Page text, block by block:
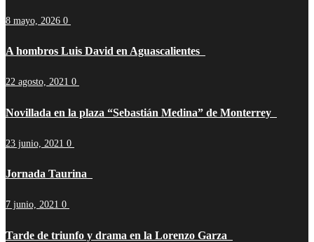
8 mayo, 2026 0
A hombros Luis David en Aguascalientes
22 agosto, 2021 0
Novillada en la plaza “Sebastián Medina” de Monterrey
23 junio, 2021 0
Jornada Taurina
7 junio, 2021 0
Tarde de triunfo y drama en la Lorenzo Garza